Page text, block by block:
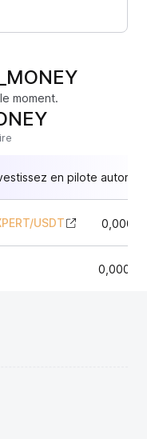
moment.
en pilote
/USDT